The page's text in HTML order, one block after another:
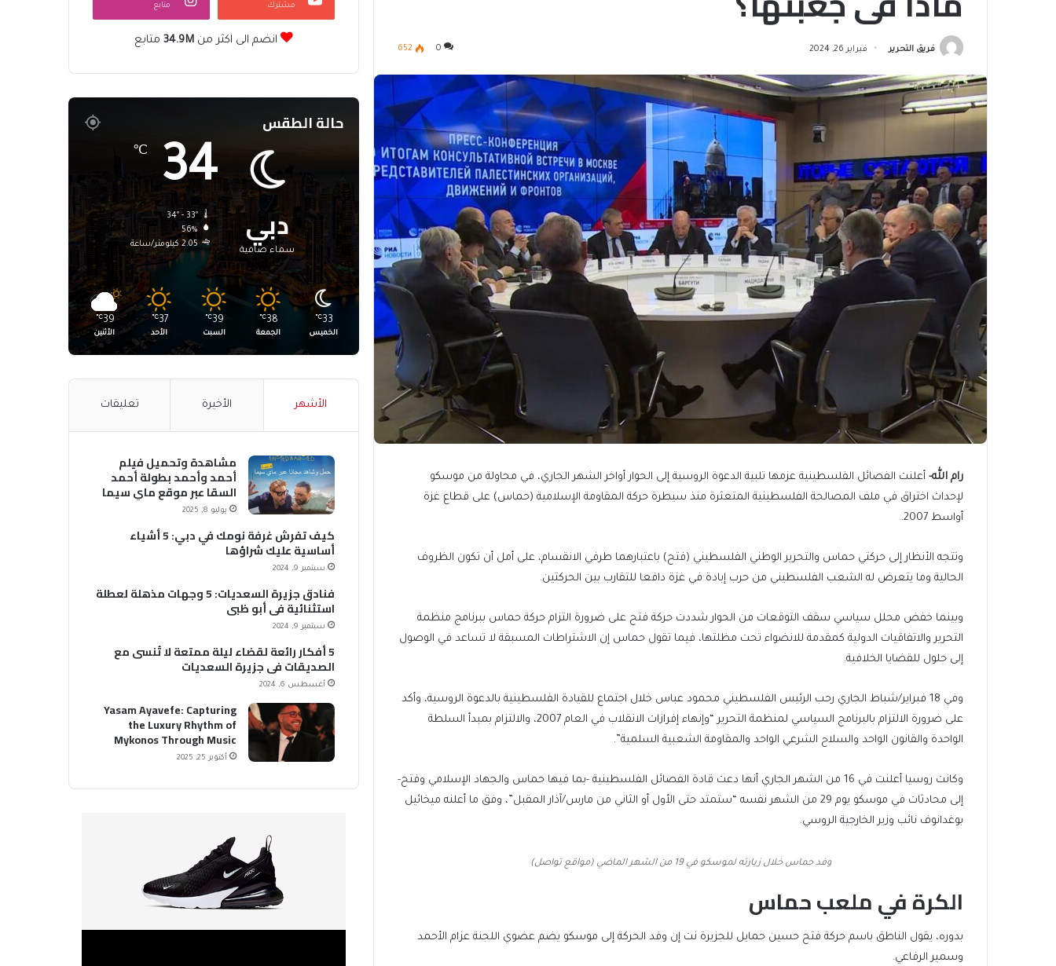
فريق التحرير فبراير 26, 2024 0
652
رام الله- أعلنت الفصائل الفلسطينية عزمها تلبية الدعوة الروسية إلى الحوار أواخر الشهر الجاري، في محاولة من موسكو
لإحداث اختراق في ملف المصالحة الفلسطينية المتعثرة منذ سيطرة حركة المقاومة الإسلامية (حماس) على قطاع غزة
أواسط 2007.
وتتجه الأنظار إلى حركتي حماس والتحرير الوطني الفلسطيني (فتح) باعتبارهما طرفي الانقسام، على أمل أن تكون الظروف
الحالية وما يتعرض له الشعب الفلسطيني من حرب إبادة في غزة دافعا للتقارب بين الحركتين.
وبينما خفض محلل سياسي سقف التوقعات من الحوار شددت حركة فتح على ضرورة التزام حركة حماس ببرنامج منظمة
التحرير والاتفاقيات الدولية كمقدمة للانضواء تحت مظلتها، فيما تقول حماس إن الاشتراطات المسبقة لا تساعد في الوصول
إلى حلول للقضايا الخلافية.
وفي 18 فبراير/شباط الجاري رحب الرئيس الفلسطيني محمود عباس خلال اجتماع للقيادة الفلسطينية بالدعوة الروسية، وأكد
على ضرورة الالتزام بالبرنامج السياسي لمنظمة التحرير “وإنهاء إفرازات الانقلاب في العام 2007، والالتزام بمبدأ السلطة
الواحدة والقانون الواحد والسلاح الشرعي الواحد والمقاومة الشعبية السلمية”.
وكانت روسيا أعلنت في 16 من الشهر الجاري أنها دعت قادة الفصائل الفلسطينية -بما فيها حماس والجهاد الإسلامي وفتح-
إلى محادثات في موسكو يوم 29 من الشهر نفسه “ستمتد حتى الأول أو الثاني من مارس/آذار المقبل”، وفق ما أعلنه ميخائيل
بوغدانوف نائب وزير الخارجية الروسي.
وفد حماس خلال زيارته لموسكو في 19 من الشهر الماضي (مواقع تواصل)
الكرة في ملعب حماس
بدوره، يقول الناطق باسم حركة فتح حسين حمايل للجزيرة نت إن وفد الحركة إلى موسكو يضم عضوي اللجنة عزام الأحمد
وسمير الرفاعي.
مشترك متابع
انضم الى اكثر من34.9M متابع
حالة الطقس
دبي
سماء صافية
34
℃
34º - 33º
56%
2.05 كيلومتر/ساعة
33
℃
الخميس
38
℃
الجمعة
39
℃
السبت
37
℃
الأحد
39
℃
الأثنين
الأشهر الأخيرة تعليقات
مشاهدة وتحميل فيلم
أحمد وأحمد بطولة أحمد
السقا عبر موقع ماي سيما
MyCima (وي سيما WeCima)
يوليو 8, 2025
كيف تفرش غرفة نومك في دبي: 5 أشياء
أساسية عليك شراؤها
سبتمبر 9, 2024
فنادق جزيرة السعديات: 5 وجهات مذهلة لعطلة
استثنائية في أبو ظبي
سبتمبر 9, 2024
5 أفكار رائعة لقضاء ليلة ممتعة لا تُنسى مع
الصديقات في جزيرة السعديات
أغسطس 6, 2024
Yasam Ayavefe: Capturing
the Luxury Rhythm of
Mykonos Through Music
أكتوبر 25, 2025